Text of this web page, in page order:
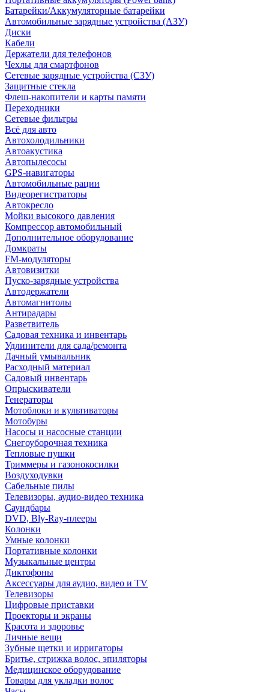
Батарейки/Аккумуляторные батарейки
Автомобильные зарядные устройства (АЗУ)
Диски
Кабели
Держатели для телефонов
Чехлы для смартфонов
Сетевые зарядные устройства (СЗУ)
Защитные стекла
Флеш-накопители и карты памяти
Переходники
Сетевые фильтры
Всё для авто
Автохолодильники
Автоакустика
Автопылесосы
GPS-навигаторы
Автомобильные рации
Видеорегистраторы
Автокресло
Мойки высокого давления
Компрессор автомобильный
Дополнительное оборудование
Домкраты
FM-модуляторы
Автовизитки
Пуско-зарядные устройства
Автодержатели
Автомагнитолы
Антирадары
Разветвитель
Садовая техника и инвентарь
Удлинители для сада/ремонта
Дачный умывальник
Расходный материал
Садовый инвентарь
Опрыскиватели
Генераторы
Мотоблоки и культиваторы
Мотобуры
Насосы и насосные станции
Снегоуборочная техника
Тепловые пушки
Триммеры и газонокосилки
Воздуходувки
Сабельные пилы
Телевизоры, аудио-видео техника
Саундбары
DVD, Bly-Ray-плееры
Колонки
Умные колонки
Портативные колонки
Музыкальные центры
Диктофоны
Аксессуары для аудио, видео и TV
Телевизоры
Цифровые приставки
Проекторы и экраны
Красота и здоровье
Личные вещи
Зубные щетки и ирригаторы
Бритье, стрижка волос, эпиляторы
Медицинское оборудование
Товары для укладки волос